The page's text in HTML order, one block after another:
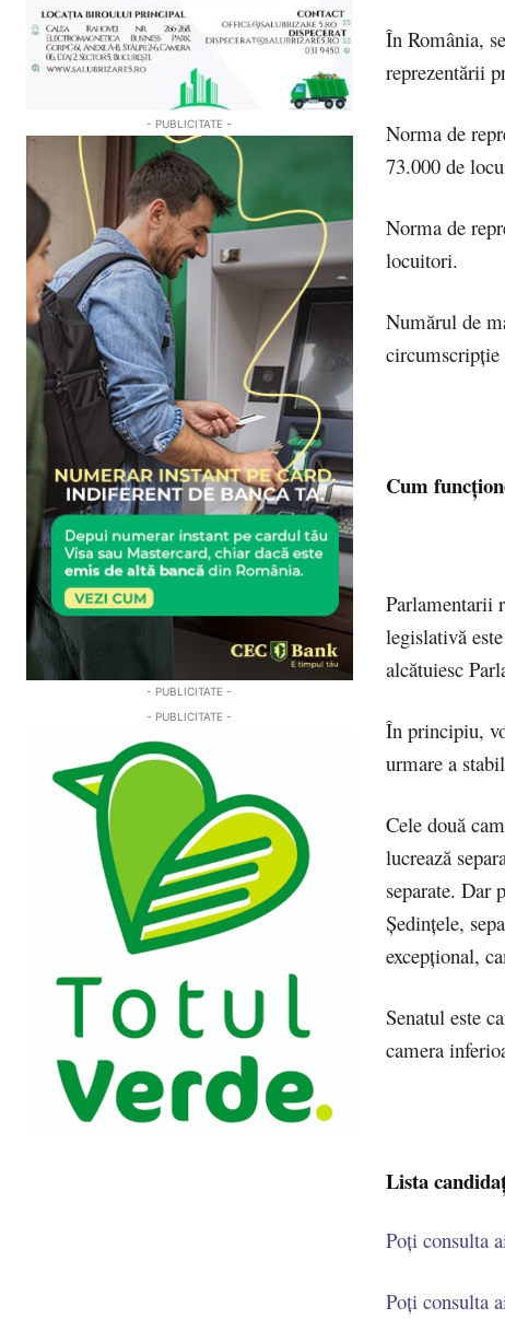
- PUBLICITATE -
- PUBLICITATE -
- PUBLICITATE -
În România,
reprezentării
Norma de
73.000 de
Norma de
locuitori.
Numărul de
circumscripție
Cum
Parlamentarii
legislativă
alcătuiesc
În principiu,
urmare a
Cele două
lucrează
separate. Dar
Ședințele,
excepțional,
Senatul este
camera
Lista
Poți consulta
Poți consulta